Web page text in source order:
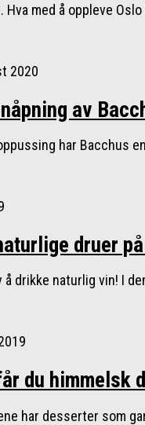
Hva med å oppleve
2020
av
har Bacchus
druer
drikke naturlig vin! I
du himmelsk
har desserter som